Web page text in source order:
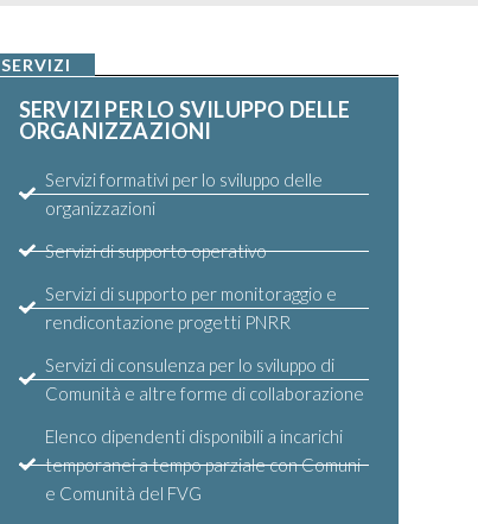
SERVIZI
SERVIZI PER LO SVILUPPO DELLE
ORGANIZZAZIONI
Servizi formativi per lo sviluppo delle
organizzazioni
Servizi di supporto operativo
Servizi di supporto per monitoraggio e
rendicontazione progetti PNRR
Servizi di consulenza per lo sviluppo di
Comunità e altre forme di collaborazione
Elenco dipendenti disponibili a incarichi
temporanei a tempo parziale con Comuni
e Comunità del FVG